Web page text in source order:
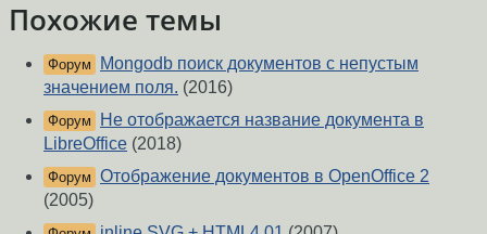
Похожие темы
Форум
Mongodb поиск документов с непустым
значением поля. (2016)
Форум
Не отображается название документа в
LibreOffice (2018)
Форум Отображение документов в OpenOffice 2
(2005)